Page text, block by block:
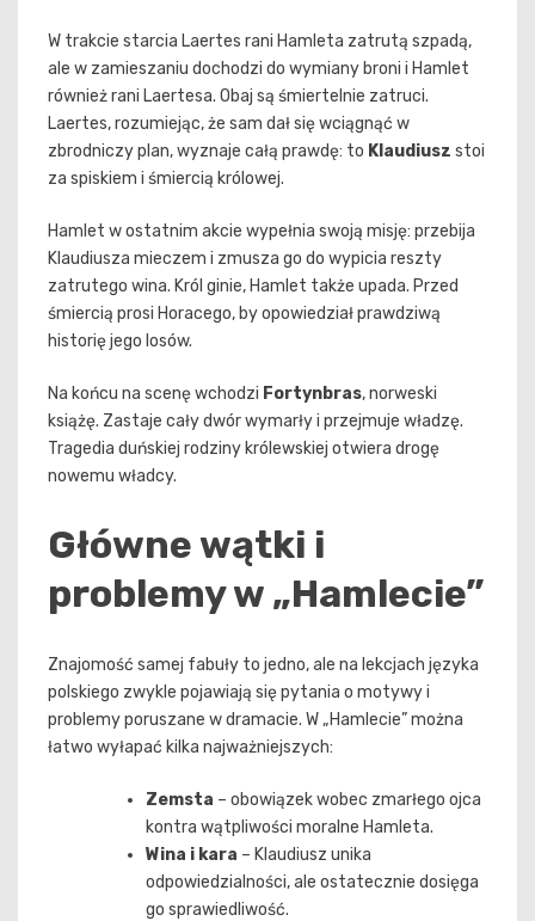
W trakcie starcia Laertes rani Hamleta zatrutą szpadą,
ale w zamieszaniu dochodzi do wymiany broni i Hamlet
również rani Laertesa. Obaj są śmiertelnie zatruci.
Laertes, rozumiejąc, że sam dał się wciągnąć w
zbrodniczy plan, wyznaje całą prawdę: to Klaudiusz stoi
za spiskiem i śmiercią królowej.
Hamlet w ostatnim akcie wypełnia swoją misję: przebija
Klaudiusza mieczem i zmusza go do wypicia reszty
zatrutego wina. Król ginie, Hamlet także upada. Przed
śmiercią prosi Horacego, by opowiedział prawdziwą
historię jego losów.
Na końcu na scenę wchodzi Fortynbras, norweski
książę. Zastaje cały dwór wymarły i przejmuje władzę.
Tragedia duńskiej rodziny królewskiej otwiera drogę
nowemu władcy.
Główne wątki i
problemy w „Hamlecie”
Znajomość samej fabuły to jedno, ale na lekcjach języka
polskiego zwykle pojawiają się pytania o motywy i
problemy poruszane w dramacie. W „Hamlecie” można
łatwo wyłapać kilka najważniejszych:
Zemsta – obowiązek wobec zmarłego ojca
kontra wątpliwości moralne Hamleta.
Wina i kara – Klaudiusz unika
odpowiedzialności, ale ostatecznie dosięga
go sprawiedliwość.